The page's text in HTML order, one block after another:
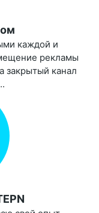
каждой и
рекламы
закрытый канал